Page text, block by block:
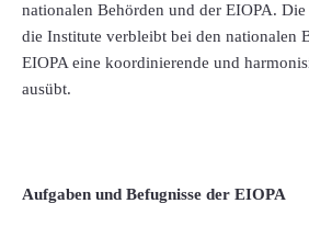
nationalen Behörden und der EIOPA.
die Institute verbleibt bei den nationalen
EIOPA eine koordinierende und
ausübt.
Aufgaben und Befugnisse der EIOPA